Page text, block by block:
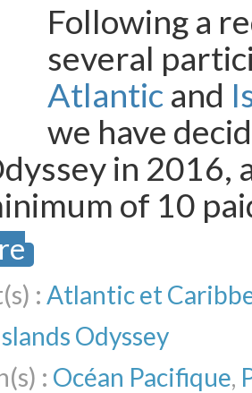
Following a
several
Atlantic and
we have
in 2016,
of 10
: Atlantic et
Odyssey
: Océan Pacifique,